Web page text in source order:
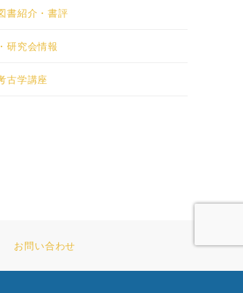
書紹介・書評
研究会情報
古学講座
お問い合わせ